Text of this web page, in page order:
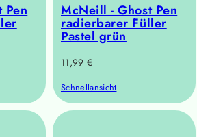
Pen McNeill - Ghost Pen
radierbarer Füller
Pastel grün
Regulärer
11,99 €
Schnellansicht